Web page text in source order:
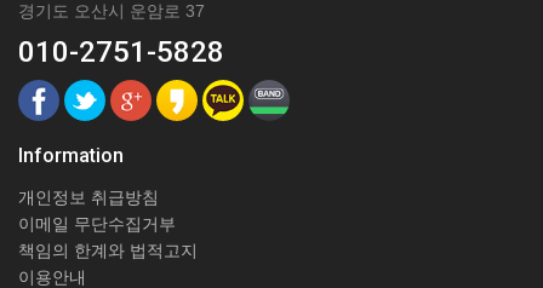
경기도 오산시 운암로 37
010-2751-5828
Information
개인정보 취급방침
이메일 무단수집거부
책임의 한계와 법적고지
이용안내